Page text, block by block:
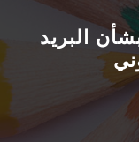
القطاعات
البريد